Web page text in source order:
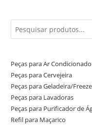
Peças para Ar Condicionado
Peças para Cervejeira
Peças para Geladeira/
Peças para Lavadoras
Peças para Purificador de
Refil para Maçarico